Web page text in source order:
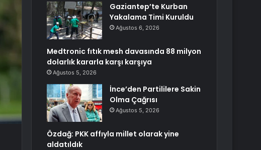
Gaziantep’te Kurban
Yakalama Timi Kuruldu
Ağustos 6, 2026
Medtronic fıtık mesh davasında 88 milyon
dolarlık kararla karşı karşıya
Ağustos 5, 2026
İnce’den Partililere Sakin
Olma Çağrısı
Ağustos 5, 2026
Özdağ: PKK affıyla millet olarak yine
aldatıldık